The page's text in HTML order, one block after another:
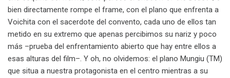
bien directamente rompe el frame, con el plano que enfrenta a
Voichita con el sacerdote del convento, cada uno de ellos tan
metido en su extremo que apenas percibimos su nariz y poco
más –prueba del enfrentamiento abierto que hay entre ellos a
esas alturas del film–. Y oh, no olvidemos: el plano Mungiu (TM)
que situa a nuestra protagonista en el centro mientras a su